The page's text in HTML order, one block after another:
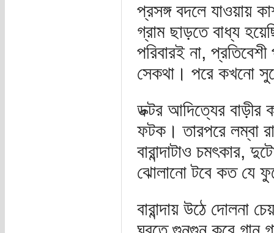
প্রসঙ্গ বদলে যাওয়ায়
গ্রাম ছাড়তে বাধ্য
পরিবারই না,
সেকথা। পরে কখনো
ডক্টর আদিত্যের বাড়ীর
ফটক। তারপরে লম্বা
বারান্দাটাও চমৎকার,
ঝোলানো টবে কত যে
বারান্দায় উঠে দোলনা